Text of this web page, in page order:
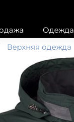
Одежда
Верхняя одежда